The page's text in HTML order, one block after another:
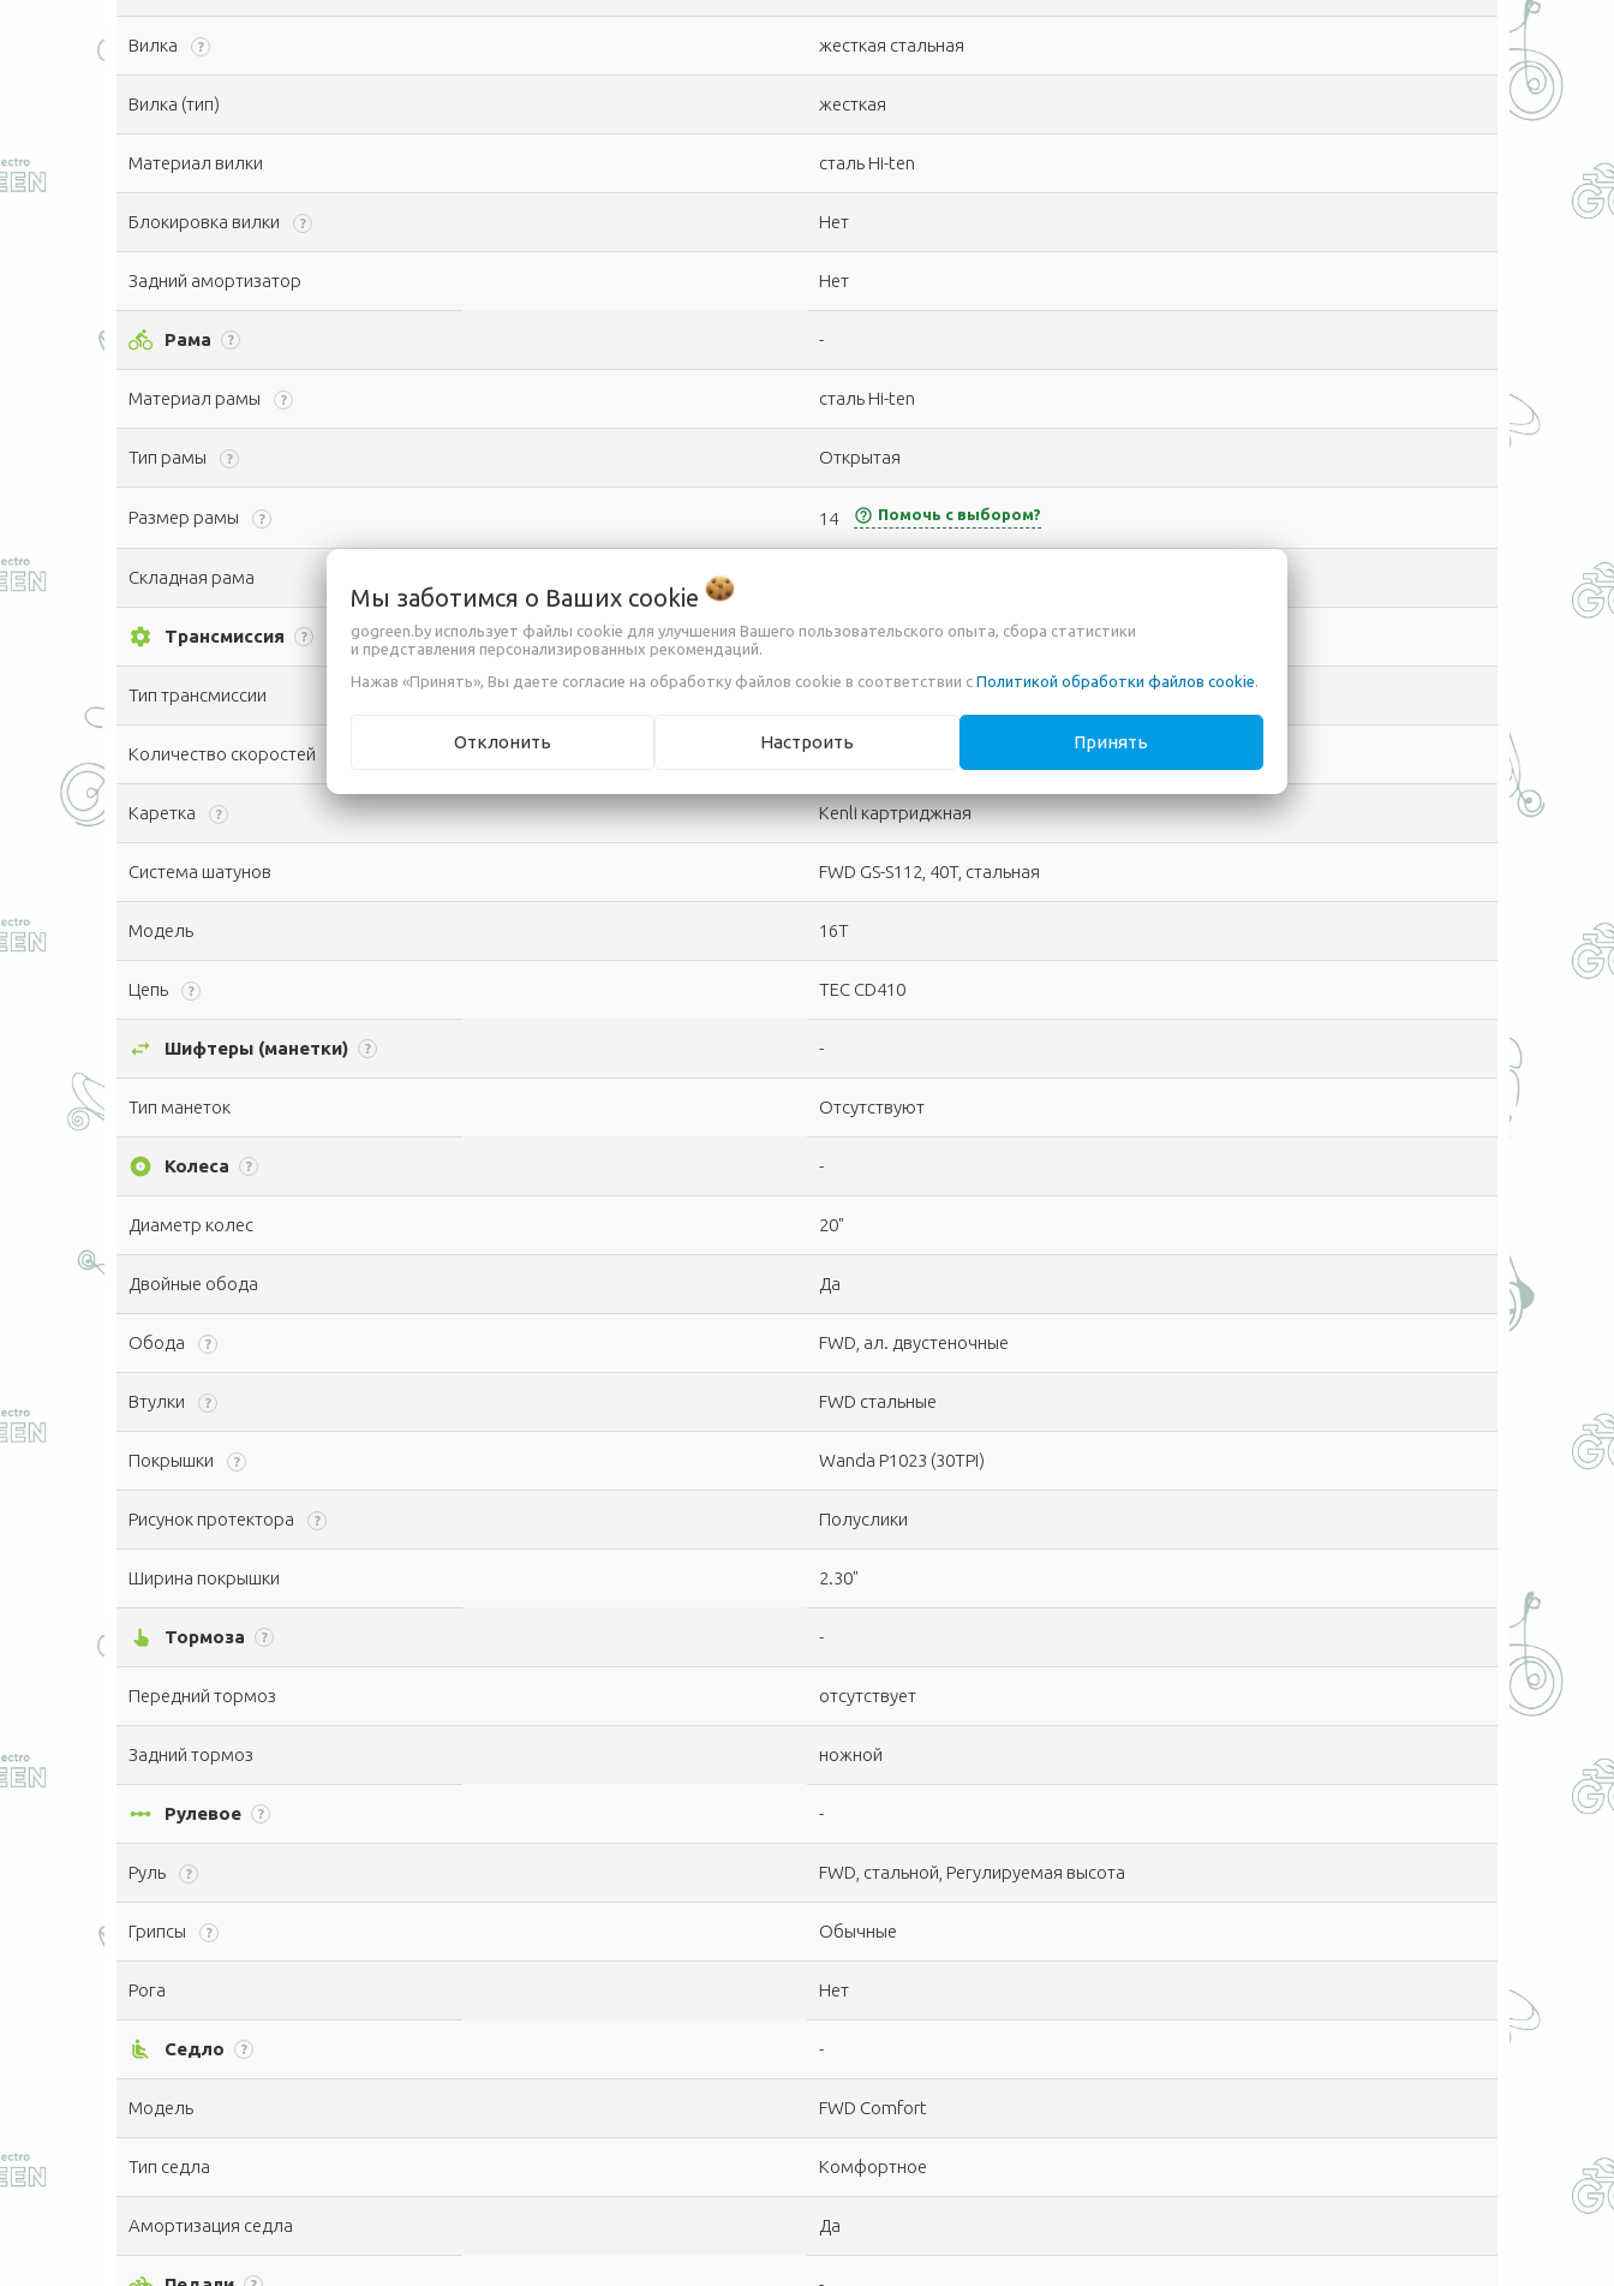
Вилка ? жесткая стальная
Вилка (тип) жесткая
Материал вилки сталь Hi-ten
Блокировка вилки ? Нет
Задний амортизатор Нет
directions_bike Рама ? -
Материал рамы ? сталь Hi-ten
Тип рамы ? Открытая
Размер рамы ? 14 help_outline Помочь с выбором?
Складная рама
settings Трансмиссия ? -
Тип трансмиссии
Количество скоростей 1
Каретка ? Kenli картриджная
Система шатунов FWD GS-S112, 40T, стальная
Модель 16T
Цепь ? TEC CD410
swap_horiz Шифтеры (манетки) ? -
Тип манеток Отсутствуют
album Колеса ? -
Диаметр колес 20"
Двойные обода Да
Обода ? FWD, ал. двустеночные
Втулки ? FWD стальные
Покрышки ? Wanda P1023 (30TPI)
Рисунок протектора ? Полуслики
Ширина покрышки 2.30"
pan_tool_alt Тормоза ? -
Передний тормоз отсутствует
Задний тормоз ножной
linear_scale Рулевое ? -
Руль ? FWD, cтальной, Регулируемая высота
Грипсы ? Обычные
Рога Нет
airline_seat_recline_normal Седло ? -
Модель FWD Comfort
Тип седла Комфортное
Амортизация седла Да
Мы заботимся о Ваших cookie
gogreen.by использует файлы cookie для улучшения Вашего пользовательского опыта, сбора статистики
и представления персонализированных рекомендаций.
Нажав «Принять», Вы даете согласие на обработку файлов cookie в соответствии с Политикой обработки файлов cookie.
Отклонить Настроить Принять